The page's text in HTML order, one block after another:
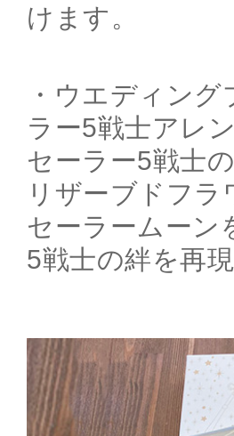
けます。
・ウエディン
ラー5戦士アレ
セーラー5戦士
リザーブドフ
セーラームーン
5戦士の絆を再